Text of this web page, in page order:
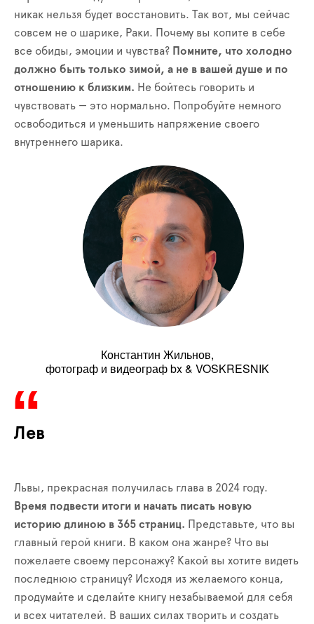
никак нельзя будет восстановить. Так вот, мы сейчас
совсем не о шарике, Раки. Почему вы копите в себе
все обиды, эмоции и чувства? Помните, что холодно
должно быть только зимой, а не в вашей душе и по
отношению к близким. Не бойтесь говорить и
чувствовать — это нормально. Попробуйте немного
освободиться и уменьшить напряжение своего
внутреннего шарика.
Константин Жильнов,
фотограф и видеограф bx & VOSKRESNIK
Лев
Львы, прекрасная получилась глава в 2024 году.
Время подвести итоги и начать писать новую
историю длиною в 365 страниц. Представьте, что вы
главный герой книги. В каком она жанре? Что вы
пожелаете своему персонажу? Какой вы хотите видеть
последнюю страницу? Исходя из желаемого конца,
продумайте и сделайте книгу незабываемой для себя
и всех читателей. В ваших силах творить и создать